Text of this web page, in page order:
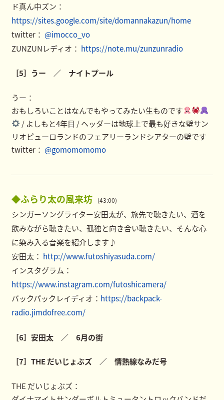
ド真ん中ズン：
https://sites.google.com/site/domannakazun/home
twitter： @imocco_vo
ZUNZUNレディオ： https://note.mu/zunzunradio
［5］うー ／ ナイトプール
うー：
おもしろいことはなんでもやってみたい生ものです
/ よしもと4年目 / ヘッダーは地球上で最も好きな壁サン
リオピューロランドのフェアリーランドシアターの壁です
twitter： @gomomomomo
◆ふらり太の風来坊 (43:00)
シンガーソングライター安田太が、旅先で聴きたい、酒を
飲みながら聴きたい、孤独と向き合い聴きたい、そんな心
に染み入る音楽を紹介します♪
安田太： http://www.futoshiyasuda.com/
インスタグラム：
https://www.instagram.com/futoshicamera/
バックパックレイディオ： https://backpack-
radio.jimdofree.com/
［6］安田太 ／ 6月の街
［7］THE だいじょぶズ ／ 情熱線なみだ号
THE だいじょぶズ：